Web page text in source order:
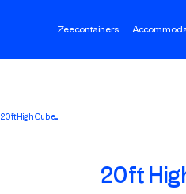
Zeecontainers
20ft High Cube...
20ft